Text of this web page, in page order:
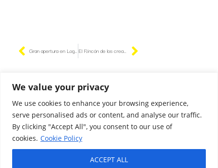
We value your privacy
We use cookies to enhance your browsing experience,
serve personalised ads or content, and analyse our traffic.
By clicking "Accept All", you consent to our use of
cookies. Cookie Policy
ACCEPT ALL
Gran apertura en Logroño El Rincón de los creadores
Colaboradores
Aviso Legal